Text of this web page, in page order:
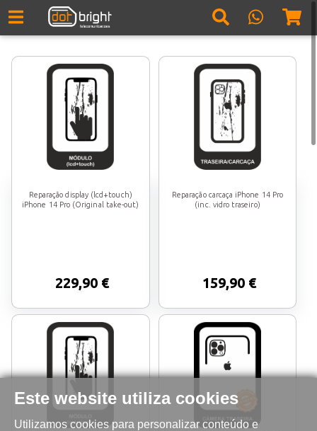
Este website utiliza cookies
Utilizamos cookies para personalizar conteúdo e
Reparação display (lcd+touch)
iPhone 14 Pro (Original take-out)
229,90 €
Reparação carcaça iPhone 14 Pro
(inc. vidro traseiro)
159,90 €